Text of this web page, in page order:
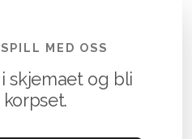
MED OSS
skjemaet og bli